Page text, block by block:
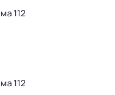
112
112